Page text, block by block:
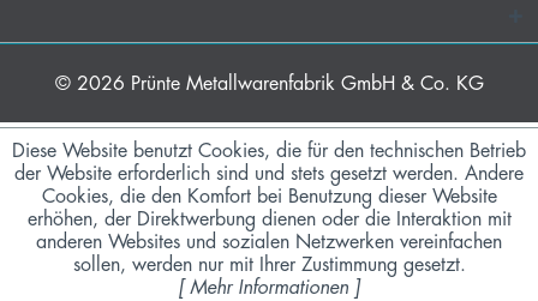
© 2026 Prünte Metallwarenfabrik GmbH & Co. KG
Diese Website benutzt Cookies, die für den technischen Betrieb
der Website erforderlich sind und stets gesetzt werden. Andere
Cookies, die den Komfort bei Benutzung dieser Website
erhöhen, der Direktwerbung dienen oder die Interaktion mit
anderen Websites und sozialen Netzwerken vereinfachen
sollen, werden nur mit Ihrer Zustimmung gesetzt.
[ Mehr Informationen ]